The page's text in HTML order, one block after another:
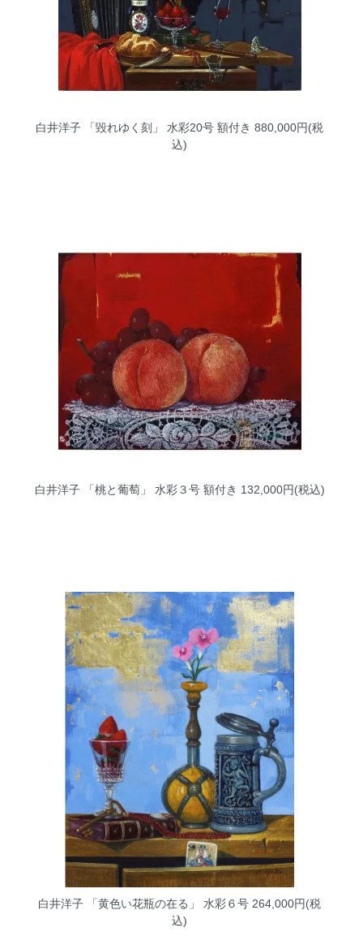
白井洋子 「毀れゆく刻」 水彩20号 額付き 880,000円(税
込)
白井洋子 「桃と葡萄」 水彩３号 額付き 132,000円(税込)
白井洋子 「黄色い花瓶の在る」 水彩６号 264,000円(税
込)